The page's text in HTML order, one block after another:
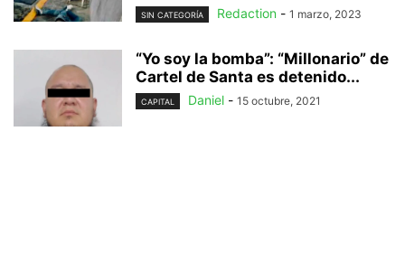
SIN CATEGORÍA Redaction - 1 marzo, 2023
“Yo soy la bomba”: “Millonario” de
Cartel de Santa es detenido...
CAPITAL Daniel - 15 octubre, 2021